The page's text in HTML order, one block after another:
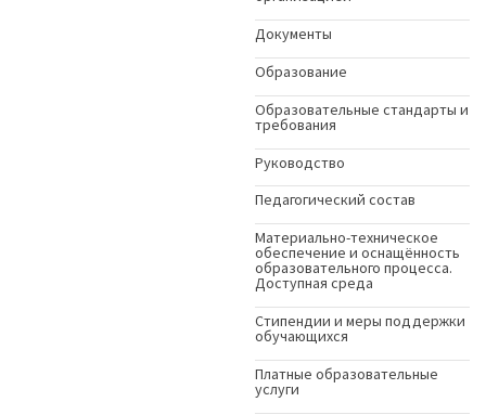
Документы
Образование
Образовательные стандарты и
требования
Руководство
Педагогический состав
Материально-техническое
обеспечение и оснащённость
образовательного процесса.
Доступная среда
Стипендии и меры поддержки
обучающихся
Платные образовательные
услуги